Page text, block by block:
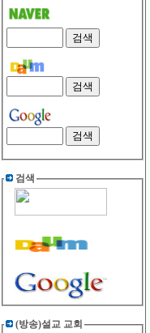
검색
(방송)설교 교회